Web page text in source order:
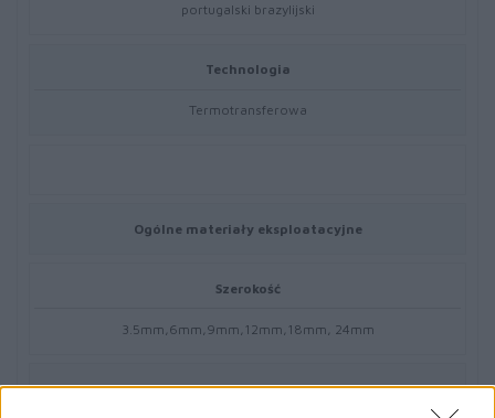
portugalski brazylijski
Technologia
Termotransferowa
Ogólne materiały eksploatacyjne
Szerokość
3.5mm,6mm,9mm,12mm,18mm, 24mm
Typ